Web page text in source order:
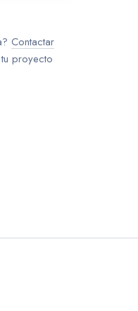
Contactar
proyecto